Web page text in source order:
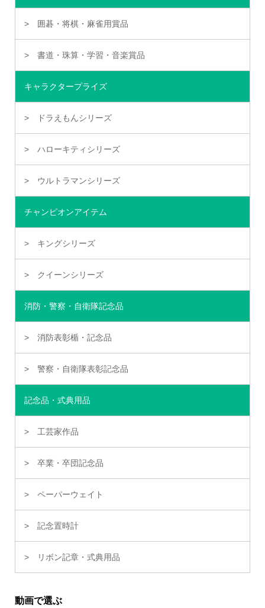
囲碁・将棋・麻雀用賞品
書道・珠算・学習・音楽賞品
キャラクタープライズ
ドラえもんシリーズ
ハローキティシリーズ
ウルトラマンシリーズ
チャンピオンアイテム
キングシリーズ
クイーンシリーズ
消防・警察・自衛隊記念品
消防表彰楯・記念品
警察・自衛隊表彰記念品
記念品・式典用品
工芸家作品
卒業・卒団記念品
ペーパーウェイト
記念置時計
リボン記章・式典用品
動画で選ぶ